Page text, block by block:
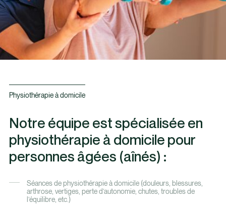
Physiothérapie à domicile
Notre équipe est spécialisée en
physiothérapie à domicile pour
personnes âgées (aînés) :
Séances de physiothérapie à domicile (douleurs, blessures,
arthrose, vertiges, perte d’autonomie, chutes, troubles de
l’équilibre, etc.)